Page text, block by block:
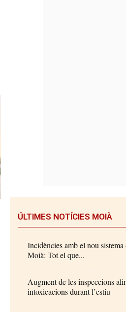
ÚLTIMES NOTÍCIES MOIÀ
Incidències amb el nou
Moià: Tot el que...
Augment de les inspeccions
intoxicacions durant l’estiu